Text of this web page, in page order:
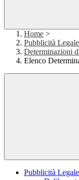
Home >
Pubblicità
Determinazioni
Elenco
Pubblicità